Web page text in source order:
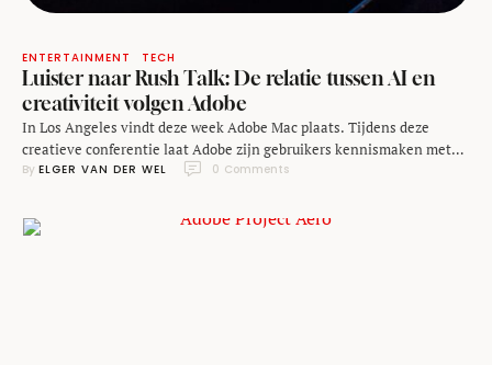
ENTERTAINMENT TECH
Luister naar Rush Talk: De relatie tussen AI en
creativiteit volgen Adobe
In Los Angeles vindt deze week Adobe Mac plaats. Tijdens deze
creatieve conferentie laat Adobe zijn gebruikers kennismaken met
zijn nieuwe producten en diensten. Kunstmatige intelligentie speelt
risico's met zich mee. Ik was aanwezig op Adobe Max en sprak daar
met Tatiana Mejia, …
By ELGER VAN DER WEL 0 Comments